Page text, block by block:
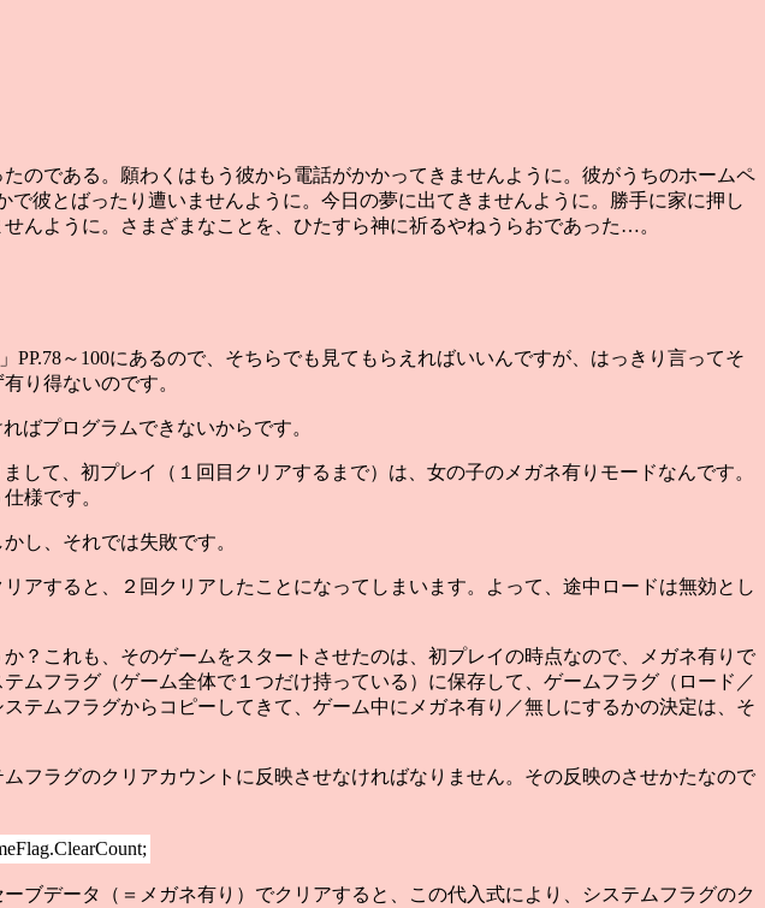
のである。願わくはもう彼から電話がかかってきませんように。彼がうちのホームペ
彼とばったり遭いませんように。今日の夢に出てきませんように。勝手に家に押し
んように。さまざまなことを、ひたすら神に祈るやねうらおであった…。
～100にあるので、そちらでも見てもらえればいいんですが、はっきり言ってそ
り得ないのです。
ばプログラムできないからです。
て、初プレイ（１回目クリアするまで）は、女の子のメガネ有りモードなんです。
様です。
し、それでは失敗です。
アすると、２回クリアしたことになってしまいます。よって、途中ロードは無効とし
？これも、そのゲームをスタートさせたのは、初プレイの時点なので、メガネ有りで
ムフラグ（ゲーム全体で１つだけ持っている）に保存して、ゲームフラグ（ロード／
テムフラグからコピーしてきて、ゲーム中にメガネ有り／無しにするかの決定は、そ
フラグのクリアカウントに反映させなければなりません。その反映のさせかたなので
ブデータ（＝メガネ有り）でクリアすると、この代入式により、システムフラグのク